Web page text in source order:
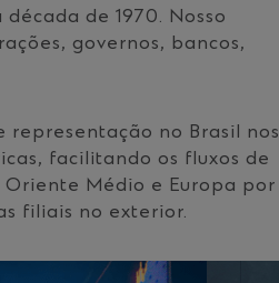
de 1970. Nosso
governos, bancos,
representação no Brasil nos
facilitando os fluxos de
Médio e Europa por
filiais no exterior.